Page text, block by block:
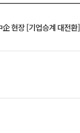
현장 [기업승계 대전환]